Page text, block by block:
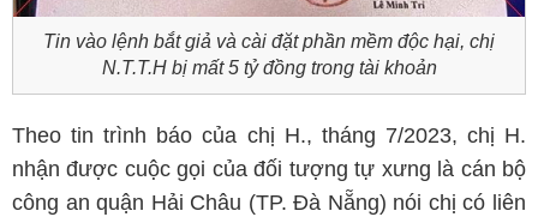
Tin vào lệnh bắt giả và cài đặt phần mềm độc hại, chị
N.T.T.H bị mất 5 tỷ đồng trong tài khoản
Theo tin trình báo của chị H., tháng 7/2023, chị H.
nhận được cuộc gọi của đối tượng tự xưng là cán bộ
công an quận Hải Châu (TP. Đà Nẵng) nói chị có liên